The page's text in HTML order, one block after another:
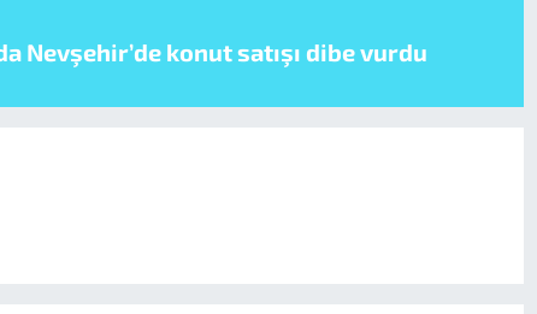
Nevşehir’de konut satışı dibe vurdu